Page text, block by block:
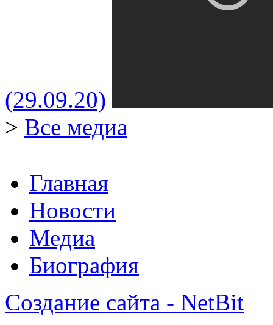
(29.09.20)
> Все медиа
Главная
Новости
Медиа
Биография
Создание сайта - NetBit